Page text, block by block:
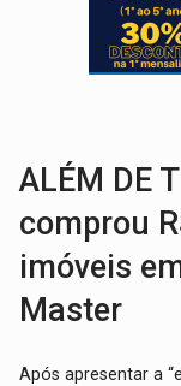
ALÉM DE
comprou
imóveis
Master
Após apresentar a